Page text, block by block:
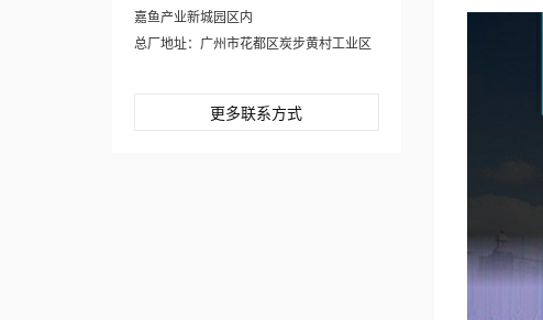
嘉鱼产业新城园区内
总厂地址：广州市花都区炭步黄村工业区
更多联系方式